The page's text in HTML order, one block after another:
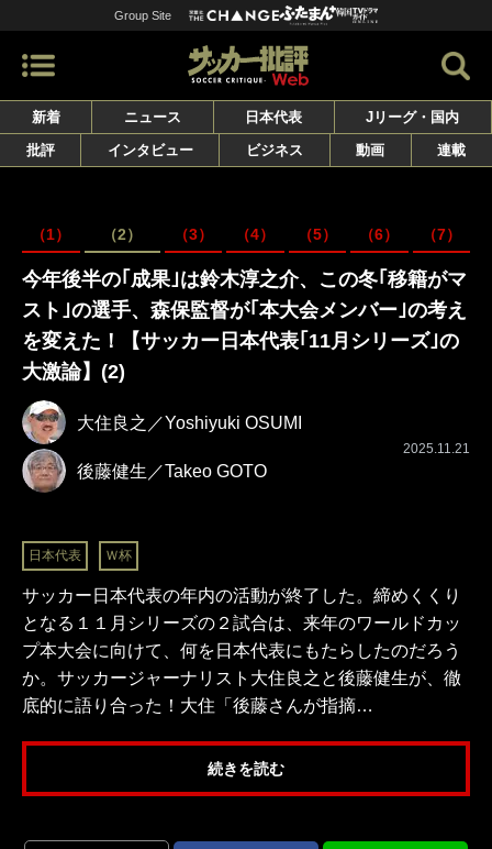
Group Site
新着 ニュース 日本代表
Jリーグ・国内
批評
インタビュー ビジネス 動画 連載
（1） （2） （3） （4） （5） （6） （7）
今年後半の｢成果｣は鈴木淳之介、この冬｢移籍がマ
スト｣の選手、森保監督が｢本大会メンバー｣の考え
を変えた！【サッカー日本代表｢11月シリーズ｣の
大激論】(2)
大住良之／Yoshiyuki OSUMI
後藤健生／Takeo GOTO
2025.11.21
日本代表 Ｗ杯
サッカー日本代表の年内の活動が終了した。締めくくり
となる１１月シリーズの２試合は、来年のワールドカッ
プ本大会に向けて、何を日本代表にもたらしたのだろう
か。サッカージャーナリスト大住良之と後藤健生が、徹
底的に語り合った！大住「後藤さんが指摘…
続きを読む